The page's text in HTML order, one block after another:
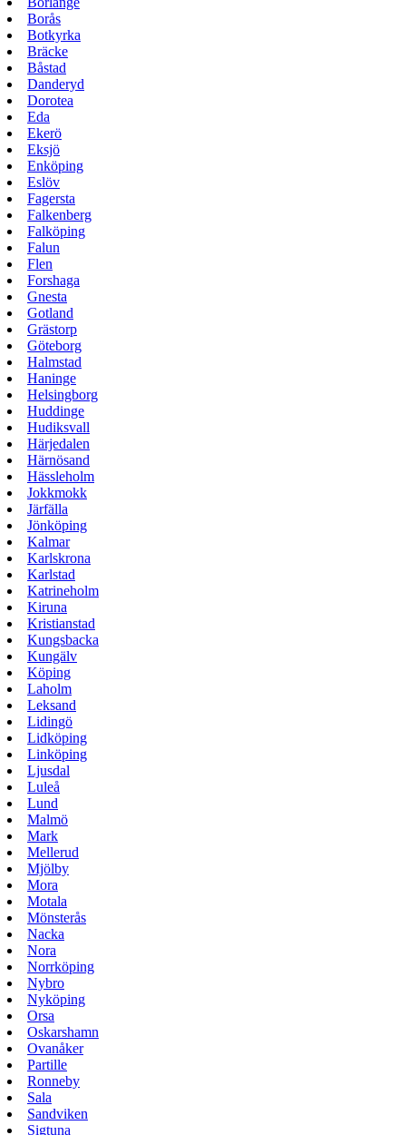
Borås
Botkyrka
Bräcke
Båstad
Danderyd
Dorotea
Eda
Ekerö
Eksjö
Enköping
Eslöv
Fagersta
Falkenberg
Falköping
Falun
Flen
Forshaga
Gnesta
Gotland
Grästorp
Göteborg
Halmstad
Haninge
Helsingborg
Huddinge
Hudiksvall
Härjedalen
Härnösand
Hässleholm
Jokkmokk
Järfälla
Jönköping
Kalmar
Karlskrona
Karlstad
Katrineholm
Kiruna
Kristianstad
Kungsbacka
Kungälv
Köping
Laholm
Leksand
Lidingö
Lidköping
Linköping
Ljusdal
Luleå
Lund
Malmö
Mark
Mellerud
Mjölby
Mora
Motala
Mönsterås
Nacka
Nora
Norrköping
Nybro
Nyköping
Orsa
Oskarshamn
Ovanåker
Partille
Ronneby
Sala
Sandviken
Sigtuna